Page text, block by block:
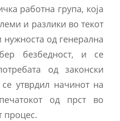
работна група, која
и разлики во текот
нужноста од генерална
безбедност, и се
од законски
утврдил начинот на
од прст во
процес.